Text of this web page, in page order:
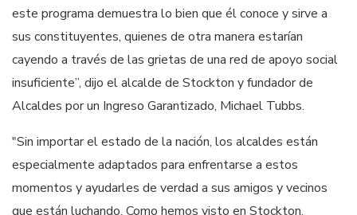
este programa demuestra lo bien que él conoce y sirve a
sus constituyentes, quienes de otra manera estarían
cayendo a través de las grietas de una red de apoyo social
insuficiente”, dijo el alcalde de Stockton y fundador de
Alcaldes por un Ingreso Garantizado, Michael Tubbs.
"Sin importar el estado de la nación, los alcaldes están
especialmente adaptados para enfrentarse a estos
momentos y ayudarles de verdad a sus amigos y vecinos
que están luchando. Como hemos visto en Stockton,